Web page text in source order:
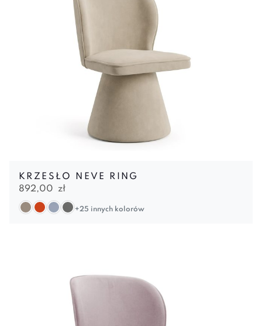
KRZESŁO NEVE RING
892,00 zł
+25 innych kolorów